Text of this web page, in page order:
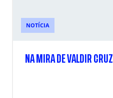
NOTÍCIA
NA MIRA DE VALDIR CRUZ